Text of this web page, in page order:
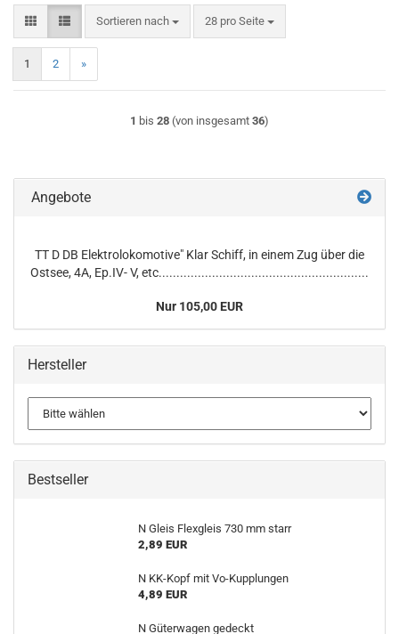
Sortieren nach
Sortieren nach 28 pro Seite
pro Seite
1 2 »
1 bis 28 (von insgesamt 36)
Angebote
TT D DB Elektrolokomotive" Klar Schiff, in einem Zug über die
Ostsee, 4A, Ep.IV- V, etc...........................................................
Nur 105,00 EUR
Hersteller
Bestseller
N Gleis Flexgleis 730 mm starr
2,89 EUR
N KK-Kopf mit Vo-Kupplungen
4,89 EUR
N Güterwagen gedeckt